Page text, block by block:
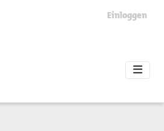
Einloggen